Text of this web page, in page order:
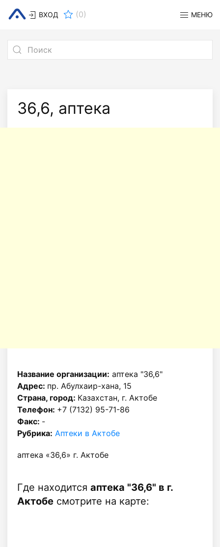
ВХОД (0) МЕНЮ
36,6, аптека
Название организации: аптека "36,6"
Адрес: пр. Абулхаир-хана, 15
Страна, город: Казахстан, г. Актобе
Телефон: +7 (7132) 95-71-86
Факс: -
Рубрика: Аптеки в Актобе
аптека «36,6» г. Актобе
Где находится аптека "36,6" в г.
Актобе смотрите на карте: